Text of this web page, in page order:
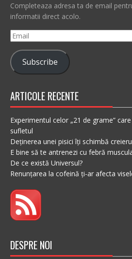
Completeaza adresa ta de email
informatii direct acolo.
Email
Subscribe
ARTICOLE RECENTE
Experimentul celor „21 de grame”
sufletul
Deținerea unei pisici îți schimbă
E bine să te antrenezi cu febră
De ce există Universul?
Renunțarea la cofeină ți-ar afecta
DESPRE NOI